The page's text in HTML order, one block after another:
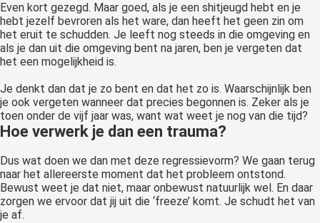
Even kort gezegd. Maar goed, als je een shitjeugd hebt en je
hebt jezelf bevroren als het ware, dan heeft het geen zin om
het eruit te schudden. Je leeft nog steeds in die omgeving en
als je dan uit die omgeving bent na jaren, ben je vergeten dat
het een mogelijkheid is.
Je denkt dan dat je zo bent en dat het zo is. Waarschijnlijk ben
je ook vergeten wanneer dat precies begonnen is. Zeker als je
toen onder de vijf jaar was, want wat weet je nog van die tijd?
Hoe verwerk je dan een trauma?
Dus wat doen we dan met deze regressievorm? We gaan terug
naar het allereerste moment dat het probleem ontstond.
Bewust weet je dat niet, maar onbewust natuurlijk wel. En daar
zorgen we ervoor dat jij uit die ‘freeze’ komt. Je schudt het van
je af.